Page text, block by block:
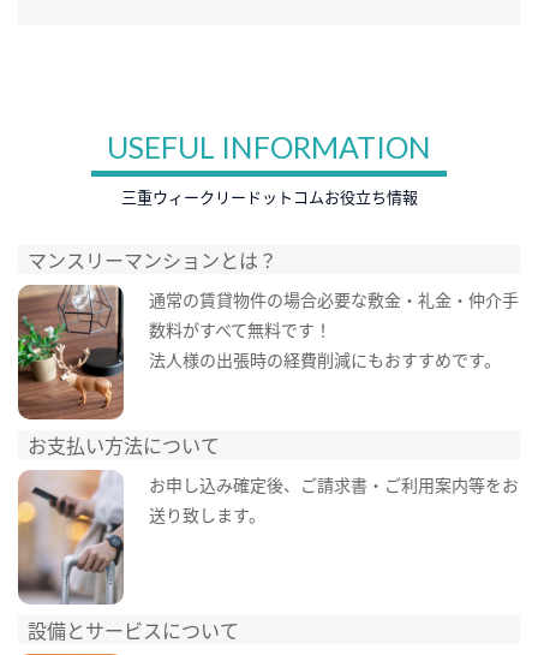
USEFUL INFORMATION
三重ウィークリードットコムお役立ち情報
マンスリーマンションとは？
通常の賃貸物件の場合必要な敷金・礼金・仲介手
数料がすべて無料です！
法人様の出張時の経費削減にもおすすめです。
お支払い方法について
お申し込み確定後、ご請求書・ご利用案内等をお
送り致します。
設備とサービスについて